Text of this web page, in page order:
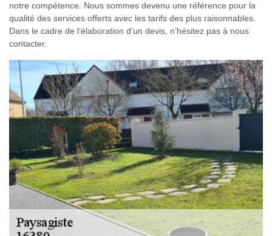
notre compétence. Nous sommes devenu une référence pour la
qualité des services offerts avec les tarifs des plus raisonnables.
Dans le cadre de l’élaboration d’un devis, n’hésitez pas à nous
contacter.